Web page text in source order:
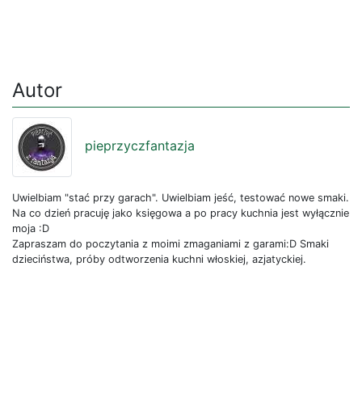
Autor
pieprzyczfantazja
Uwielbiam "stać przy garach". Uwielbiam jeść, testować nowe smaki.
Na co dzień pracuję jako księgowa a po pracy kuchnia jest wyłącznie
moja :D
Zapraszam do poczytania z moimi zmaganiami z garami:D Smaki
dzieciństwa, próby odtworzenia kuchni włoskiej, azjatyckiej.